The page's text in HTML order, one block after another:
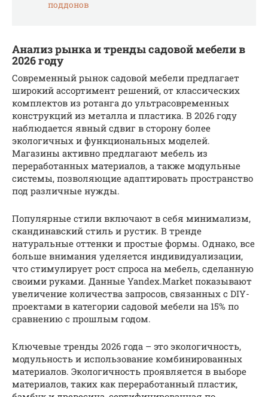
поддонов
Анализ рынка и тренды садовой мебели в
2026 году
Современный рынок садовой мебели предлагает
широкий ассортимент решений, от классических
комплектов из ротанга до ультрасовременных
конструкций из металла и пластика. В 2026 году
наблюдается явный сдвиг в сторону более
экологичных и функциональных моделей.
Магазины активно предлагают мебель из
переработанных материалов, а также модульные
системы, позволяющие адаптировать пространство
под различные нужды.
Популярные стили включают в себя минимализм,
скандинавский стиль и рустик. В тренде
натуральные оттенки и простые формы. Однако, все
больше внимания уделяется индивидуализации,
что стимулирует рост спроса на мебель, сделанную
своими руками. Данные Yandex.Market показывают
увеличение количества запросов, связанных с DIY-
проектами в категории садовой мебели на 15% по
сравнению с прошлым годом.
Ключевые тренды 2026 года – это экологичность,
модульность и использование комбинированных
материалов. Экологичность проявляется в выборе
материалов, таких как переработанный пластик,